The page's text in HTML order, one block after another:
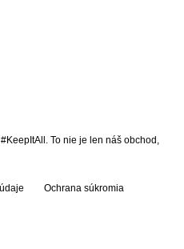
To nie je len náš obchod,
Ochrana súkromia